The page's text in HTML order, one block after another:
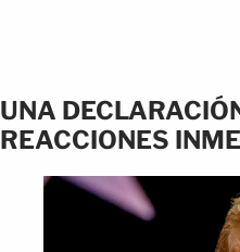
UNA
REACCIONES